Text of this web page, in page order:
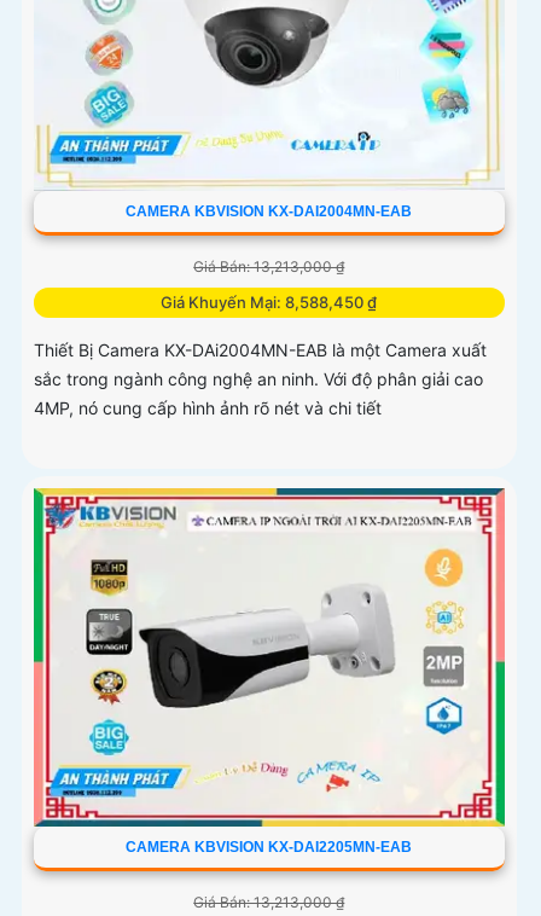
CAMERA KBVISION KX-DAI2004MN-EAB
Giá Bán: 13,213,000 ₫
Giá Khuyến Mại: 8,588,450 ₫
Thiết Bị Camera KX-DAi2004MN-EAB là một Camera xuất
sắc trong ngành công nghệ an ninh. Với độ phân giải cao
4MP, nó cung cấp hình ảnh rõ nét và chi tiết
CAMERA KBVISION KX-DAI2205MN-EAB
Giá Bán: 13,213,000 ₫